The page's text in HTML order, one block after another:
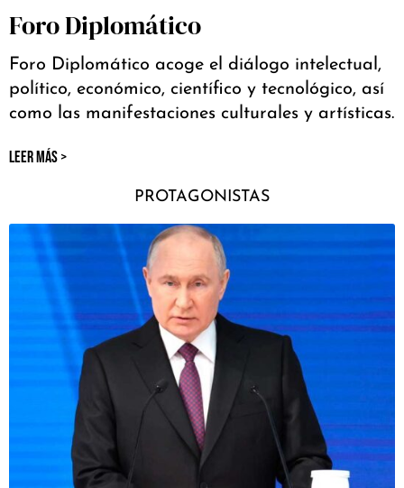
Foro Diplomático
Foro Diplomático acoge el diálogo intelectual,
político, económico, científico y tecnológico, así
como las manifestaciones culturales y artísticas.
LEER MÁS >
PROTAGONISTAS